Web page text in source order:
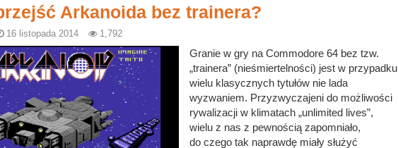
Arkanoida bez trainera?
16 listopada 2014 1,792
Granie w gry na Commodore 64 bez tzw.
„trainera” (nieśmiertelności) jest w przypadku
wielu klasycznych tytułów nie lada
wyzwaniem. Przyzwyczajeni do możliwości
rywalizacji w klimatach „unlimited lives”,
wielu z nas z pewnością zapomniało,
do czego tak naprawdę miały służyć